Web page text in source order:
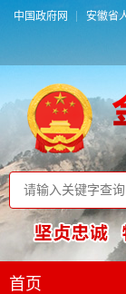
中国政府网 安徽省
首页